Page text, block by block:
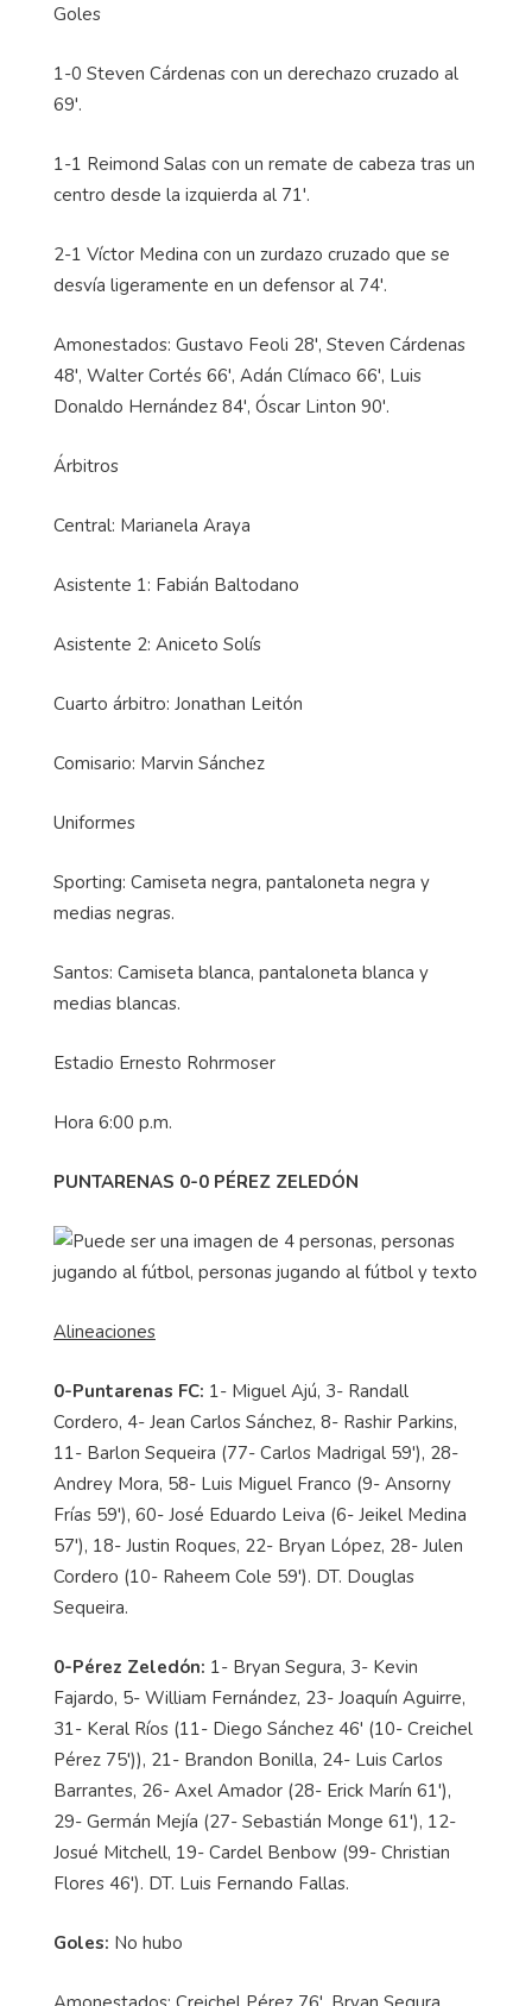
Goles
1-0 Steven Cárdenas con un derechazo cruzado al
69'.
1-1 Reimond Salas con un remate de cabeza tras un
centro desde la izquierda al 71'.
2-1 Víctor Medina con un zurdazo cruzado que se
desvía ligeramente en un defensor al 74'.
Amonestados: Gustavo Feoli 28', Steven Cárdenas
48', Walter Cortés 66', Adán Clímaco 66', Luis
Donaldo Hernández 84', Óscar Linton 90'.
Árbitros
Central: Marianela Araya
Asistente 1: Fabián Baltodano
Asistente 2: Aniceto Solís
Cuarto árbitro: Jonathan Leitón
Comisario: Marvin Sánchez
Uniformes
Sporting: Camiseta negra, pantaloneta negra y
medias negras.
Santos: Camiseta blanca, pantaloneta blanca y
medias blancas.
Estadio Ernesto Rohrmoser
Hora 6:00 p.m.
PUNTARENAS 0-0 PÉREZ ZELEDÓN
Alineaciones
0-Puntarenas FC: 1- Miguel Ajú, 3- Randall
Cordero, 4- Jean Carlos Sánchez, 8- Rashir Parkins,
11- Barlon Sequeira (77- Carlos Madrigal 59'), 28-
Andrey Mora, 58- Luis Miguel Franco (9- Ansorny
Frías 59'), 60- José Eduardo Leiva (6- Jeikel Medina
57'), 18- Justin Roques, 22- Bryan López, 28- Julen
Cordero (10- Raheem Cole 59'). DT. Douglas
Sequeira.
0-Pérez Zeledón: 1- Bryan Segura, 3- Kevin
Fajardo, 5- William Fernández, 23- Joaquín Aguirre,
31- Keral Ríos (11- Diego Sánchez 46' (10- Creichel
Pérez 75')), 21- Brandon Bonilla, 24- Luis Carlos
Barrantes, 26- Axel Amador (28- Erick Marín 61'),
29- Germán Mejía (27- Sebastián Monge 61'), 12-
Josué Mitchell, 19- Cardel Benbow (99- Christian
Flores 46'). DT. Luis Fernando Fallas.
Goles: No hubo